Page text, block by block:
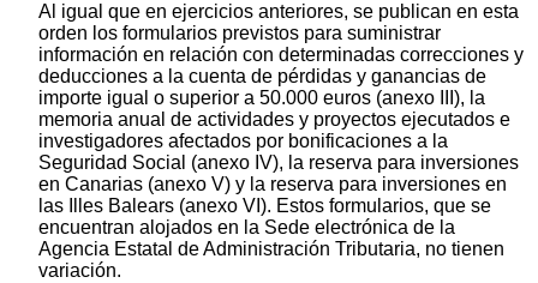
Al igual que en ejercicios anteriores, se publican en esta
orden los formularios previstos para suministrar
información en relación con determinadas correcciones y
deducciones a la cuenta de pérdidas y ganancias de
importe igual o superior a 50.000 euros (anexo III), la
memoria anual de actividades y proyectos ejecutados e
investigadores afectados por bonificaciones a la
Seguridad Social (anexo IV), la reserva para inversiones
en Canarias (anexo V) y la reserva para inversiones en
las Illes Balears (anexo VI). Estos formularios, que se
encuentran alojados en la Sede electrónica de la
Agencia Estatal de Administración Tributaria, no tienen
variación.